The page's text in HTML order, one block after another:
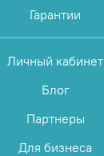
Гарантии
Личный кабинет
Блог
Партнеры
Для бизнеса